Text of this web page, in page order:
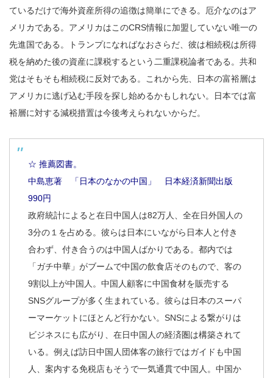
ているだけで海外資産所得の追徴は簡単にできる。厄介なのはア
メリカである。アメリカはこのCRS情報に加盟していない唯一の
先進国である。トランプになればなおさらだ、彼は相続税は所得
税を納めた後の資産に課税するという二重課税論者である。共和
党はそもそも相続税に反対である。これから先、日本の富裕層は
アメリカに逃げ込む手段を探し始めるかもしれない。日本では富
裕層に対する減税措置は今後考えられないからだ。
☆ 推薦図書。
中島恵著 「日本のなかの中国」 日本経済新聞出版
990円
政府統計によると在日中国人は82万人、全在日外国人の
3分の１を占める。彼らは日本にいながら日本人と付き
合わず、付き合うのは中国人ばかりである。都内では
「ガチ中華」がブームで中国の飲食店そのもので、客の
9割以上が中国人。中国人顧客に中国食材を販売する
SNSグループが多く生まれている。彼らは日本のスーパ
ーマーケットにほとんど行かない。SNSによる繋がりは
ビジネスにも広がり、在日中国人の経済圏は構築されて
いる。例えば訪日中国人団体客の旅行ではガイドも中国
人、案内する免税店もそうで一気通貫で中国人。中国か